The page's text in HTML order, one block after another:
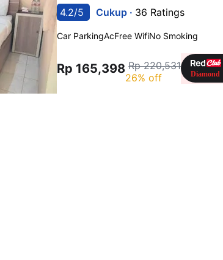
4.2/5 Cukup · 36 Ratings
Car ParkingAcFree WifiNo Smoking
Rp 165,398 Rp 220,531
26% off